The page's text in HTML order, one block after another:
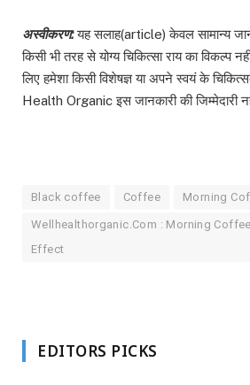
अस्वीकरण:यह सलाह(article) केवल सामान्य
किसी भी तरह से योग्य चिकित्सा राय का विकल्प
लिए हमेशा किसी विशेषज्ञ या अपने स्वयं के
Health Organic इस जानकारी की जिम्मेदारी
Black coffee Coffee Morning
Wellhealthorganic.Com : Morning
Effect
EDITORS PICKS